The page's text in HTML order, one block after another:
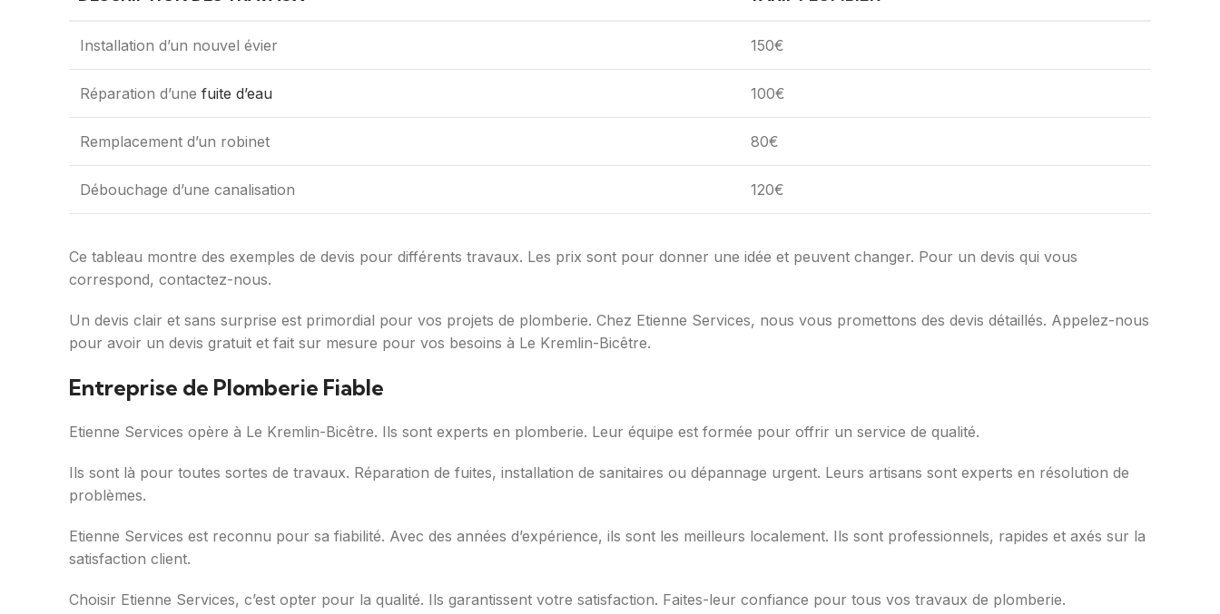
Installation d’un nouvel évier 150€
Réparation d’une fuite d’eau 100€
Remplacement d’un robinet 80€
Débouchage d’une canalisation 120€
Ce tableau montre des exemples de devis pour différents travaux. Les prix sont pour donner une idée et peuvent changer. Pour un devis qui vous
correspond, contactez-nous.
Un devis clair et sans surprise est primordial pour vos projets de plomberie. Chez Etienne Services, nous vous promettons des devis détaillés. Appelez-nous
pour avoir un devis gratuit et fait sur mesure pour vos besoins à Le Kremlin-Bicêtre.
Entreprise de Plomberie Fiable
Etienne Services opère à Le Kremlin-Bicêtre. Ils sont experts en plomberie. Leur équipe est formée pour offrir un service de qualité.
Ils sont là pour toutes sortes de travaux. Réparation de fuites, installation de sanitaires ou dépannage urgent. Leurs artisans sont experts en résolution de
problèmes.
Etienne Services est reconnu pour sa fiabilité. Avec des années d’expérience, ils sont les meilleurs localement. Ils sont professionnels, rapides et axés sur la
satisfaction client.
Choisir Etienne Services, c’est opter pour la qualité. Ils garantissent votre satisfaction. Faites-leur confiance pour tous vos travaux de plomberie.